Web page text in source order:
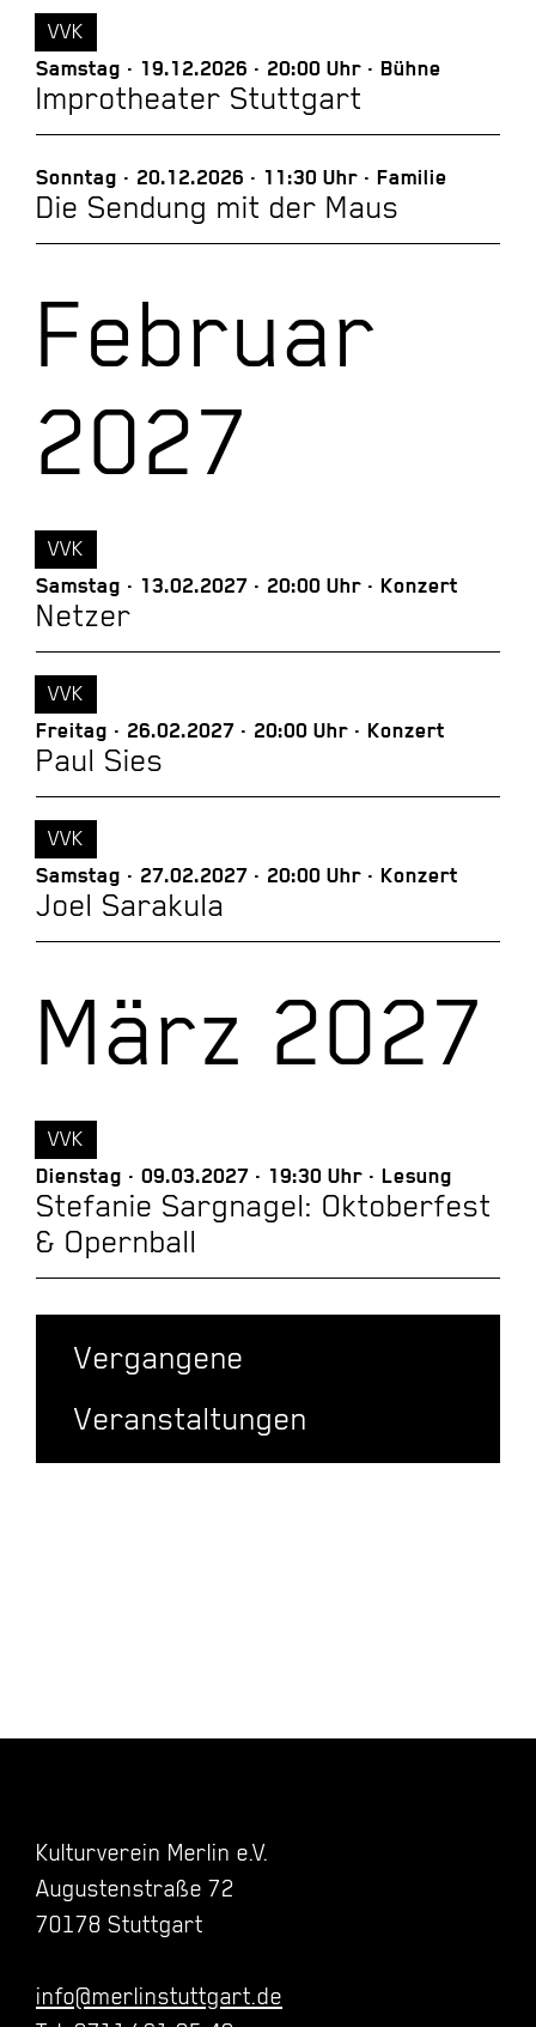
Samstag 19.12.2026 20:00 Uhr Bühne
Improtheater Stuttgart
VVK
Sonntag 20.12.2026 11:30 Uhr Familie
Die Sendung mit der Maus
Februar
2027
Samstag 13.02.2027 20:00 Uhr Konzert
Netzer
VVK
Freitag 26.02.2027 20:00 Uhr Konzert
Paul Sies
VVK
Samstag 27.02.2027 20:00 Uhr Konzert
Joel Sarakula
VVK
März 2027
Dienstag 09.03.2027 19:30 Uhr Lesung
Stefanie Sargnagel: Oktoberfest
& Opernball
VVK
Vergangene
Veranstaltungen
Kulturverein Merlin e.V.
Augustenstraße 72
70178 Stuttgart
info@merlinstuttgart.de